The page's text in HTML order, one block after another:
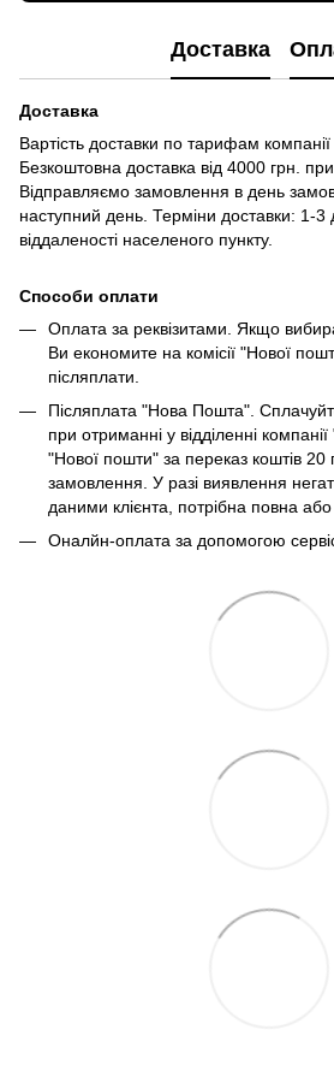
Доставка
Доставка
Вартість доставки по тарифам
Безкоштовна доставка від 4000 грн.
Відправляємо замовлення в день
наступний день. Терміни доставки: 1-3
віддаленості населеного пункту.
Способи оплати
Оплата за реквізитами. Якщо
Ви економите на комісії "Нової
післяплати.
Післяплата "Нова Пошта".
при отриманні у відділенні
"Нової пошти" за переказ коштів 20
замовлення. У разі виявлення
даними клієнта, потрібна повна
Оналйн-оплата за допомогою